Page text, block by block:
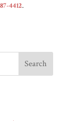
4412.